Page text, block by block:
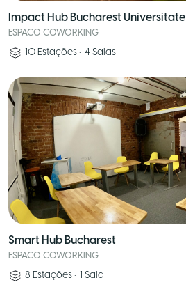
Impact Hub Bucharest Universitate
ESPACO COWORKING
10 Estações • 4 Salas
Smart Hub Bucharest
ESPACO COWORKING
8 Estações • 1 Sala